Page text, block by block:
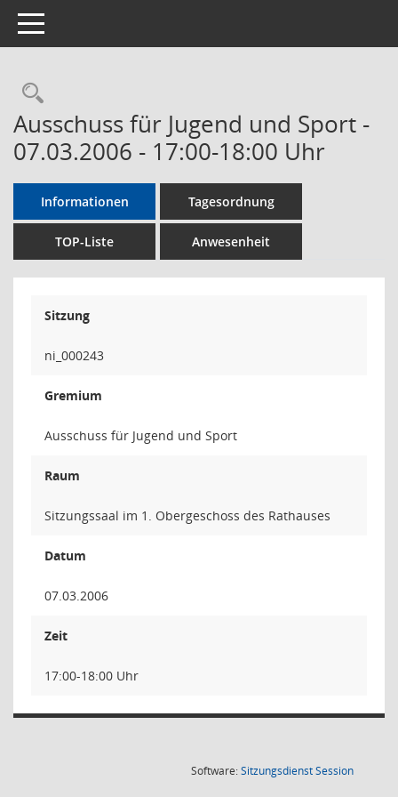
Toggle navigation
Rechercheauswahl
Ausschuss für Jugend und Sport -
07.03.2006 - 17:00-18:00 Uhr
Informationen Tagesordnung
TOP-Liste Anwesenheit
Sitzung
ni_000243
Gremium
Ausschuss für Jugend und Sport
Raum
Sitzungssaal im 1. Obergeschoss des Rathauses
Datum
07.03.2006
Zeit
17:00-18:00 Uhr
Software:SitzungsdienstSession(Wird in